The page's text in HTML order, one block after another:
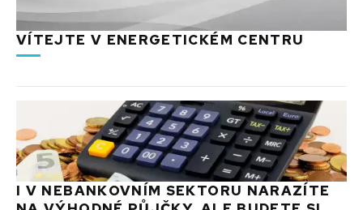
VÍTEJTE V ENERGETICKÉM CENTRU
I V NEBANKOVNÍM SEKTORU NARAZÍTE